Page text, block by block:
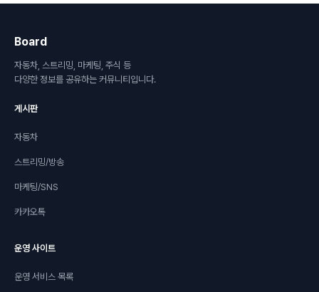
Board
자동차, 스트리밍, 마케팅, 주식 등
다양한 정보를 공유하는 커뮤니티입니다.
게시판
자동차
스트리밍/방송
마케팅/SNS
카카오톡
운영 사이트
운영 서비스 목록